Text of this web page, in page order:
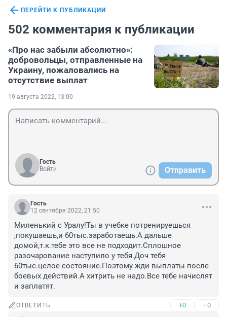
ПЕРЕЙТИ К ПУБЛИКАЦИИ
502 комментария к публикации
«Про нас забыли абсолютно»:
добровольцы, отправленные на
Украину, пожаловались на
отсутствие выплат
19 августа 2022, 13:00
Гость
Войти
Отправить
Гость
12 сентября 2022, 21:50
Миленький с Уралу!Ты в учебке потренируешься
,покушаешь,и 60тыс.заработаешь.А дальше
домой,т.к.тебе это все не подходит.Сплошное
разочарование наступило у тебя.Доч тебя
60тыс.целое состояние.Поэтому жди выплаты после
боевых действий.А хитрить не надо.Все тебе начислят
и заплатят.
ОТВЕТИТЬ +0 –0